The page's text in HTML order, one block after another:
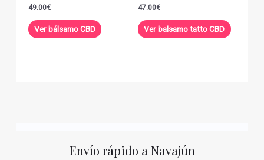
Valorado con
de 5
49.00€
Ver bálsamo CBD
Valorado con
de 5
47.00€
Ver balsamo tatto CBD
Envío rápido a Navajún